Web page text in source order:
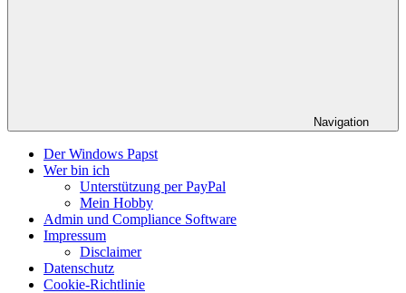
Navigation
Der Windows Papst
Wer bin ich
Unterstützung per PayPal
Mein Hobby
Admin und Compliance Software
Impressum
Disclaimer
Datenschutz
Cookie-Richtlinie